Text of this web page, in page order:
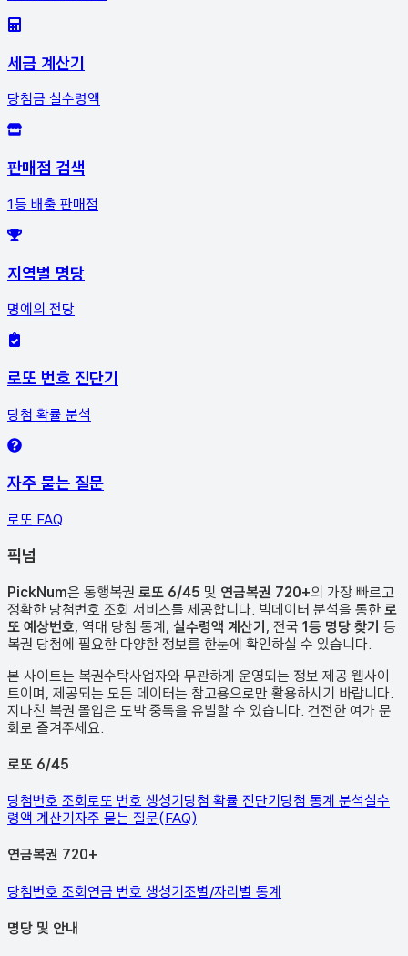
세금 계산기
당첨금 실수령액
판매점 검색
1등 배출 판매점
지역별 명당
명예의 전당
로또 번호 진단기
당첨 확률 분석
자주 묻는 질문
로또 FAQ
픽넘
PickNum은 동행복권 로또 6/45 및 연금복권 720+의 가장 빠르고
정확한 당첨번호 조회 서비스를 제공합니다. 빅데이터 분석을 통한 로
또 예상번호, 역대 당첨 통계, 실수령액 계산기, 전국 1등 명당 찾기 등
복권 당첨에 필요한 다양한 정보를 한눈에 확인하실 수 있습니다.
본 사이트는 복권수탁사업자와 무관하게 운영되는 정보 제공 웹사이
트이며, 제공되는 모든 데이터는 참고용으로만 활용하시기 바랍니다.
지나친 복권 몰입은 도박 중독을 유발할 수 있습니다. 건전한 여가 문
화로 즐겨주세요.
로또 6/45
당첨번호 조회로또 번호 생성기당첨 확률 진단기당첨 통계 분석실수
령액 계산기자주 묻는 질문(FAQ)
연금복권 720+
당첨번호 조회연금 번호 생성기조별/자리별 통계
명당 및 안내